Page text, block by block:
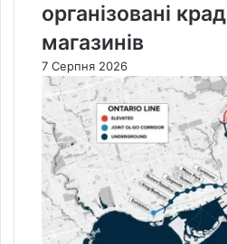
організовані
магазинів
7 Серпня 2026